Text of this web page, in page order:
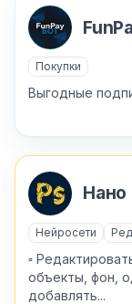
Покупки
Выгодные
Нано
Нейросети
▫️
объекты, фон,
добавлять...